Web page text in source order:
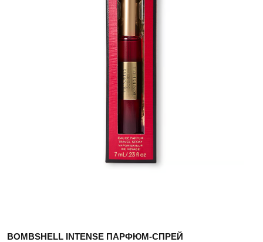
BOMBSHELL INTENSE ПАРФЮМ-СПРЕЙ